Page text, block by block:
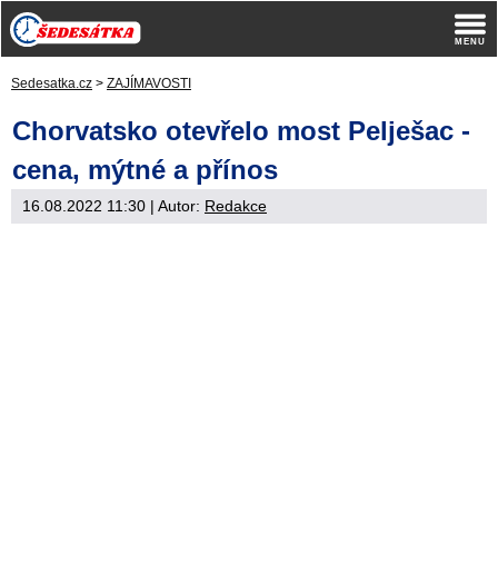
Sedesatka.cz > ZAJÍMAVOSTI
Chorvatsko otevřelo most Pelješac -
cena, mýtné a přínos
16.08.2022 11:30 | Autor: Redakce